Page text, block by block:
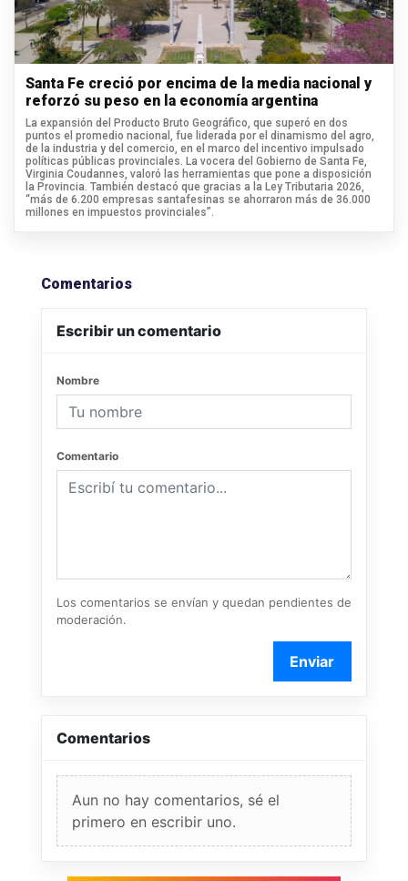
Santa Fe creció por encima de la media nacional y
reforzó su peso en la economía argentina
La expansión del Producto Bruto Geográfico, que superó en dos
puntos el promedio nacional, fue liderada por el dinamismo del agro,
de la industria y del comercio, en el marco del incentivo impulsado
políticas públicas provinciales. La vocera del Gobierno de Santa Fe,
Virginia Coudannes, valoró las herramientas que pone a disposición
la Provincia. También destacó que gracias a la Ley Tributaria 2026,
“más de 6.200 empresas santafesinas se ahorraron más de 36.000
millones en impuestos provinciales”.
Comentarios
Escribir un comentario
Nombre
Comentario
Los comentarios se envían y quedan pendientes de
moderación.
Enviar
Comentarios
Aun no hay comentarios, sé el
primero en escribir uno.